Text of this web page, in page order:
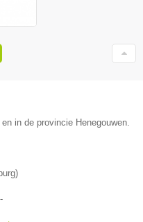
in de provincie Henegouwen.
)
-